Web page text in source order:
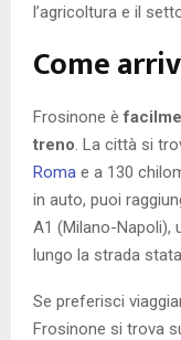
l’agricoltura e il
Come
Frosinone è
treno. La città si
Roma e a 130
in auto, puoi
A1 (Milano-Napoli),
lungo la strada
Se preferisci
Frosinone si trova